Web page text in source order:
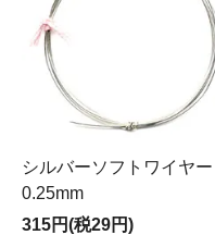
シルバーソフトワイヤー
0.25mm
315円(税29円)